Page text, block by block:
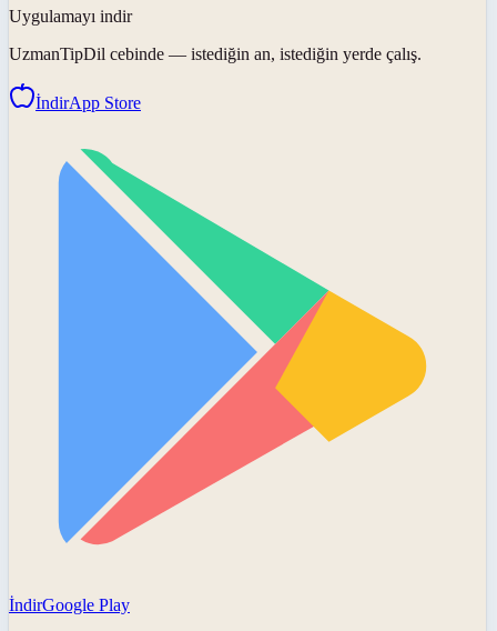
Uygulamayı indir
UzmanTipDil cebinde — istediğin an, istediğin yerde çalış.
İndirApp Store
İndirGoogle Play